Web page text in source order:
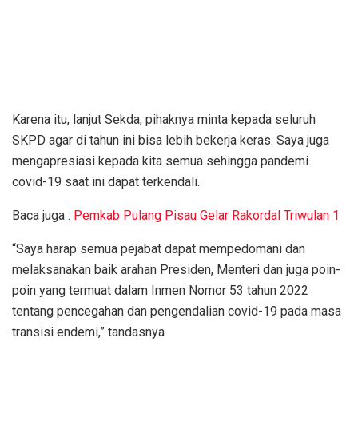
Karena itu, lanjut Sekda, pihaknya minta kepada seluruh
SKPD agar di tahun ini bisa lebih bekerja keras. Saya juga
mengapresiasi kepada kita semua sehingga pandemi
covid-19 saat ini dapat terkendali.
Baca juga : Pemkab Pulang Pisau Gelar Rakordal Triwulan 1
“Saya harap semua pejabat dapat mempedomani dan
melaksanakan baik arahan Presiden, Menteri dan juga poin-
poin yang termuat dalam Inmen Nomor 53 tahun 2022
tentang pencegahan dan pengendalian covid-19 pada masa
transisi endemi,” tandasnya